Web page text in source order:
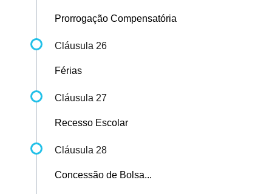
Prorrogação Compensatória
Cláusula 26
Férias
Cláusula 27
Recesso Escolar
Cláusula 28
Concessão de Bolsa...